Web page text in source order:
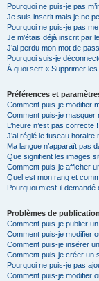
Pourquoi ne puis-je pas
Je suis inscrit mais je ne
Pourquoi ne puis-je pas
Je m’étais déjà inscrit par
J’ai perdu mon mot de
Pourquoi suis-je
À quoi sert « Supprimer
Préférences et
Comment puis-je modifier
Comment puis-je masquer
L’heure n’est pas correcte !
J’ai réglé le fuseau horaire
Ma langue n’apparaît pas
Que signifient les images
Comment puis-je afficher
Quel est mon rang et
Pourquoi m’est-il
Problèmes de publication
Comment puis-je publier
Comment puis-je modifier
Comment puis-je insérer
Comment puis-je créer un
Pourquoi ne puis-je pas
Comment puis-je modifier